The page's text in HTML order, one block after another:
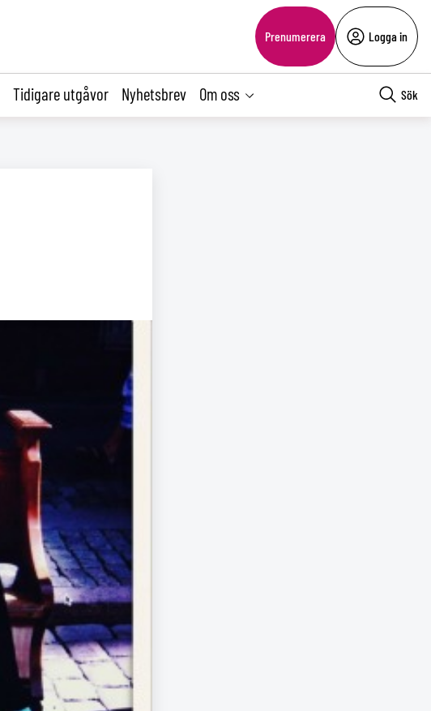
Prenumerera Logga in
Tidigare utgåvor Nyhetsbrev Om oss Sök